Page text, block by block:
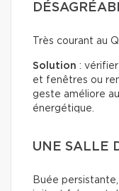
Très courant au
Solution :
et fenêtres ou
geste améliore
énergétique.
UNE SALLE
Buée